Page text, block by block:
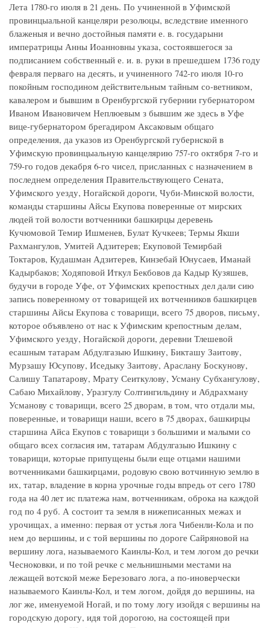
Лета 1780-го июля в 21 день. По учиненной в Уфимской
провинцыальной канцеляри резолюцы, вследствие именного
блаженыя и вечно достойныя памяти е. в. государыни
императрицы Анны Иоанновны указа, состоявшегося за
подписанием собственный е. и. в. руки в прешедшем 1736 году
февраля перваго на десять, и учиненного 742-го июля 10-го
покойным господином действительным тайным со-ветником,
кавалером и бывшим в Оренбургской губернии губернатором
Иваном Ивановичем Неплюевым з бывшим же здесь в Уфе
вице-губернатором брегадиром Аксаковым общаго
определения, да указов из Оренбургской губернской в
Уфимскую провинцыальную канцелярию 757-го октября 7-го и
759-го годов декабря 6-го чисел, присланных с назначением в
последнем определения Правительствующего Сената,
Уфимского уезду, Ногайской дороги, Чуби-Минской волости,
команды старшины Айсы Екупова поверенные от мирских
людей той волости вотченники башкирцы деревень
Кучюмовой Темир Ишменев, Булат Кучкеев; Термы Якши
Рахмангулов, Умитей Адзитерев; Екуповой Темирбай
Токтаров, Кудашман Адзитерев, Кинзебай Юнусаев, Иманай
Кадырбаков; Ходяповой Иткул Бекбовов да Кадыр Кузяшев,
будучи в городе Уфе, от Уфимских крепостных дел дали сию
запись поверенному от товарищей их вотченников башкирцев
старшины Айсы Екупова с товарищи, всего 75 дворов, письму,
которое объявлено от нас к Уфимским крепостным делам,
Уфимского уезду, Ногайской дороги, деревни Тлешевой
есашным татарам Абдулгазыю Ишкину, Бикташу Заитову,
Мурзашу Юсупову, Иседыку Заитову, Араслану Боскунову,
Салишу Тапатарову, Мрату Сеиткулову, Усману Субхангулову,
Сабаю Михайлову, Уразгулу Солтингильдину и Абдрахману
Усманову с товарищи, всего 25 дворам, в том, что отдали мы,
поверенные, и товарищи наши, всего в 75 дворах, башкирцы
старшина Айса Екупов с товарищи з большими и малыми со
общаго всех согласия им, татарам Абдулгазыю Ишкину с
товарищи, которые припущены были еще отцами нашими
вотченниками башкирцами, родовую свою вотчинную землю в
их, татар, владение в корна урочные годы впредь от сего 1780
года на 40 лет ис платежа нам, вотченникам, оброка на каждой
год по 4 руб. А состоит та земля в нижеписанных межах и
урочищах, а именно: первая от устья лога Чибенли-Кола и по
нем до вершины, и с той вершины по дороге Сайряновой на
вершину лога, называемого Каинлы-Кол, и тем логом до речки
Чесноковки, и по той речке с мельнишными местами на
лежащей вотской меже Березоваго лога, а по-иноверчески
называемого Каинлы-Кол, и тем логом, дойдя до вершины, на
лог же, именуемой Ногай, и по тому логу изойдя с вершины на
городскую дорогу, идя той дорогою, на состоящей при